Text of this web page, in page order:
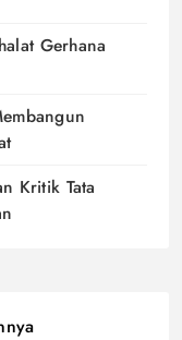
Gerhana
Kritik Tata